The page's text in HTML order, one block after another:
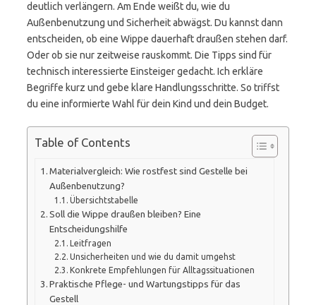
deutlich verlängern. Am Ende weißt du, wie du
Außenbenutzung und Sicherheit abwägst. Du kannst dann
entscheiden, ob eine Wippe dauerhaft draußen stehen darf.
Oder ob sie nur zeitweise rauskommt. Die Tipps sind für
technisch interessierte Einsteiger gedacht. Ich erkläre
Begriffe kurz und gebe klare Handlungsschritte. So triffst
du eine informierte Wahl für dein Kind und dein Budget.
Table of Contents
Materialvergleich: Wie rostfest sind Gestelle bei
Außenbenutzung?
Übersichtstabelle
Soll die Wippe draußen bleiben? Eine
Entscheidungshilfe
Leitfragen
Unsicherheiten und wie du damit umgehst
Konkrete Empfehlungen für Alltagssituationen
Praktische Pflege- und Wartungstipps für das
Gestell